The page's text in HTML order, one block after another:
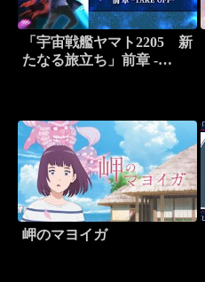
「宇宙戦艦ヤマト2205 新
たなる旅立ち」前章 -
岬のマヨイガ